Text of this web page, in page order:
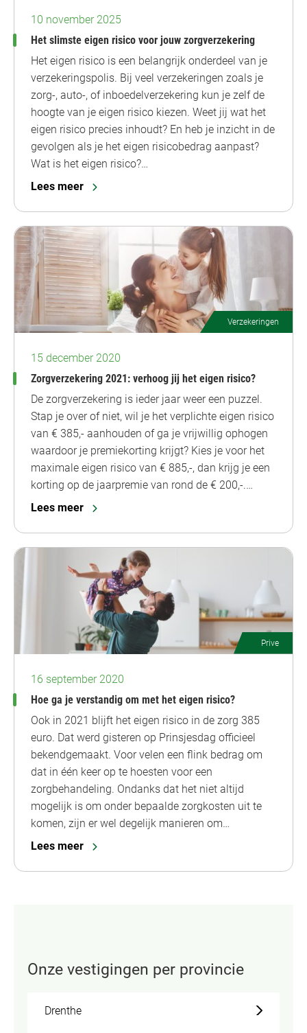
10 november 2025
Het slimste eigen risico voor jouw zorgverzekering
Het eigen risico is een belangrijk onderdeel van je
verzekeringspolis. Bij veel verzekeringen zoals je
zorg-, auto-, of inboedelverzekering kun je zelf de
hoogte van je eigen risico kiezen. Weet jij wat het
eigen risico precies inhoudt? En heb je inzicht in de
gevolgen als je het eigen risicobedrag aanpast?
Wat is het eigen risico?…
Lees meer
Verzekeringen
15 december 2020
Zorgverzekering 2021: verhoog jij het eigen risico?
De zorgverzekering is ieder jaar weer een puzzel.
Stap je over of niet, wil je het verplichte eigen risico
van € 385,- aanhouden of ga je vrijwillig ophogen
waardoor je premiekorting krijgt? Kies je voor het
maximale eigen risico van € 885,-, dan krijg je een
korting op de jaarpremie van rond de € 200,-.…
Lees meer
Prive
16 september 2020
Hoe ga je verstandig om met het eigen risico?
Ook in 2021 blijft het eigen risico in de zorg 385
euro. Dat werd gisteren op Prinsjesdag officieel
bekendgemaakt. Voor velen een flink bedrag om
dat in één keer op te hoesten voor een
zorgbehandeling. Ondanks dat het niet altijd
mogelijk is om onder bepaalde zorgkosten uit te
komen, zijn er wel degelijk manieren om…
Lees meer
Onze vestigingen per provincie
Drenthe